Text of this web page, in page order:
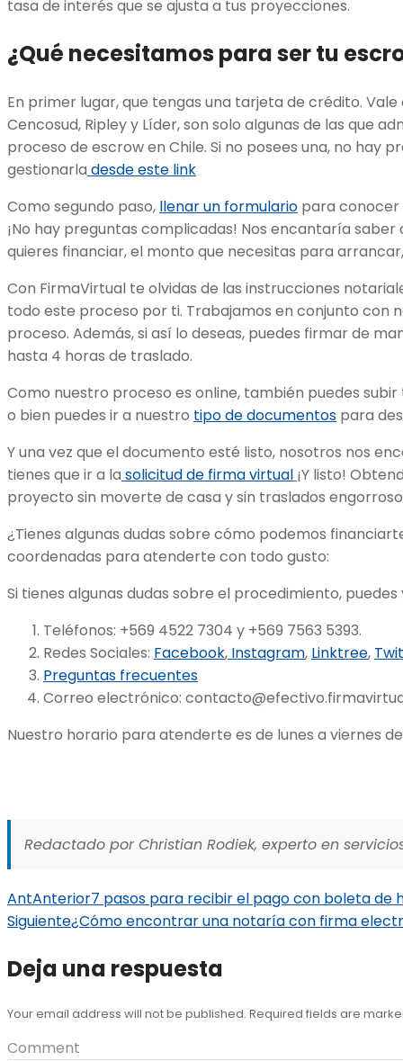
tasa de interés que se ajusta a tus proyecciones.
¿Qué necesitamos para ser tu
En primer lugar, que tengas una tarjeta de crédito.
Cencosud, Ripley y Líder, son solo algunas de las que
proceso de escrow en Chile. Si no posees una, no hay
gestionarla desde este link
Como segundo paso, llenar un formulario para conocer
¡No hay preguntas complicadas! Nos encantaría
quieres financiar, el monto que necesitas para
Con FirmaVirtual te olvidas de las instrucciones
todo este proceso por ti. Trabajamos en conjunto con
proceso. Además, si así lo deseas, puedes firmar de
hasta 4 horas de traslado.
Como nuestro proceso es online, también puedes
o bien puedes ir a nuestro tipo de documentos para
Y una vez que el documento esté listo, nosotros nos
tienes que ir a la solicitud de firma virtual ¡Y listo!
proyecto sin moverte de casa y sin traslados
¿Tienes algunas dudas sobre cómo podemos
coordenadas para atenderte con todo gusto:
Si tienes algunas dudas sobre el procedimiento,
Teléfonos: +569 4522 7304 y +569 7563 5393.
Redes Sociales: Facebook, Instagram, Linktree,
Preguntas frecuentes
Correo electrónico:
Nuestro horario para atenderte es de lunes a viernes de
Redactado por Christian Rodiek, experto en
AntAnterior7 pasos para recibir el pago con boleta de
Siguiente¿Cómo encontrar una notaría con firma
Deja una respuesta
Your email address will not be published. Required fields are
Comment